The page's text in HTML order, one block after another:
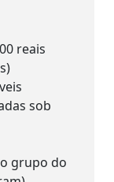
reais
sob
grupo do